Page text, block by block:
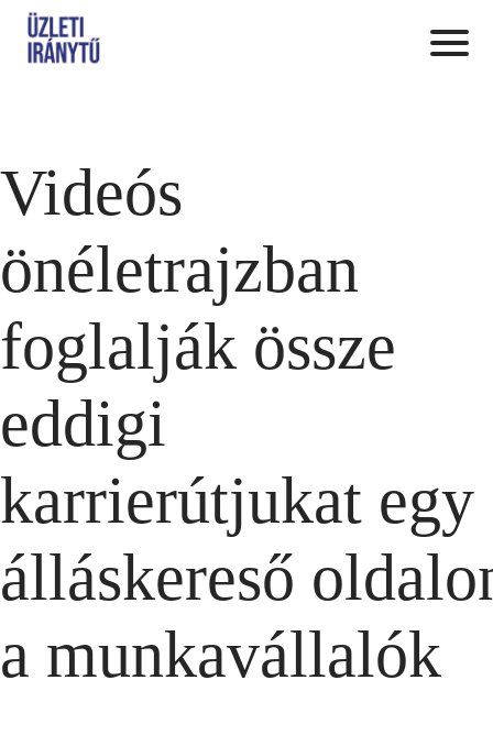
Videós
önéletrajzban
foglalják össze
eddigi
karrierútjukat egy
álláskereső
a munkavállalók